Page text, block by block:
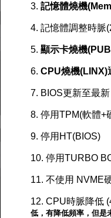
3. 記憶體燒機
4. 記憶體調整時脈
5. 顯示卡燒機
6. CPU燒機(LINX)
7. BIOS更新至最新
8. 停用TPM(軟體+
9. 停用HT(BIOS)
10. 停用TURBO
11. 不使用 NVME
12. CPU時脈降低
低，有降低頻率，但是